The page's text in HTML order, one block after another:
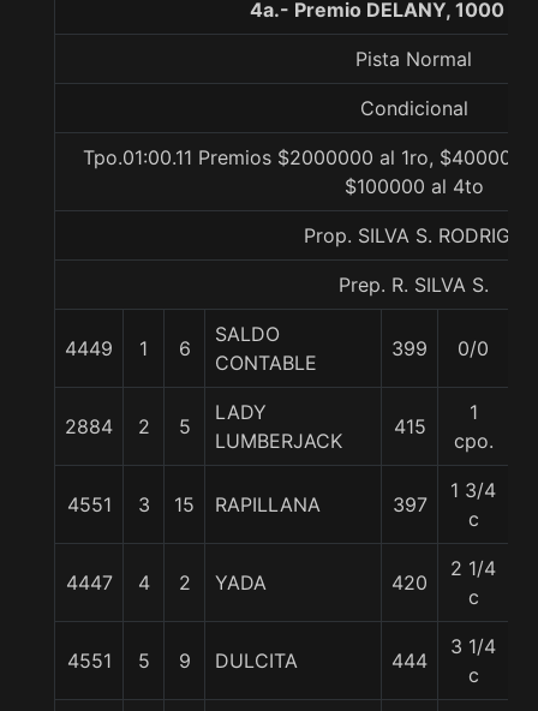
4a.- Premio DELANY, 1000
Pista Normal
Condicional
Tpo.01:00.11 Premios $2000000 al 1ro,
$100000 al 4to
Prop. SILVA S. RODRIGO
Prep. R. SILVA S.
4449 1 6
SALDO
CONTABLE
399 0/0
2884 2 5
LADY
LUMBERJACK
415
1
cpo.
4551 3 15 RAPILLANA 397
1 3/4
c
4447 4 2 YADA 420
2 1/4
c
4551 5 9 DULCITA 444
3 1/4
c